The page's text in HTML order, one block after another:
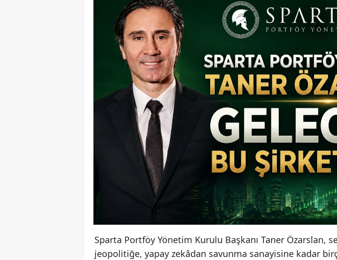
Sparta Portföy Yönetim Kurulu Başkanı Taner Özarslan,
jeopolitiğe, yapay zekâdan savunma sanayisine kadar